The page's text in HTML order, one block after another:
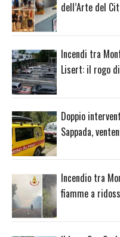
dell’Arte del
Incendi tra
Lisert: il rogo
Doppio
Sappada,
Incendio tra
fiamme a